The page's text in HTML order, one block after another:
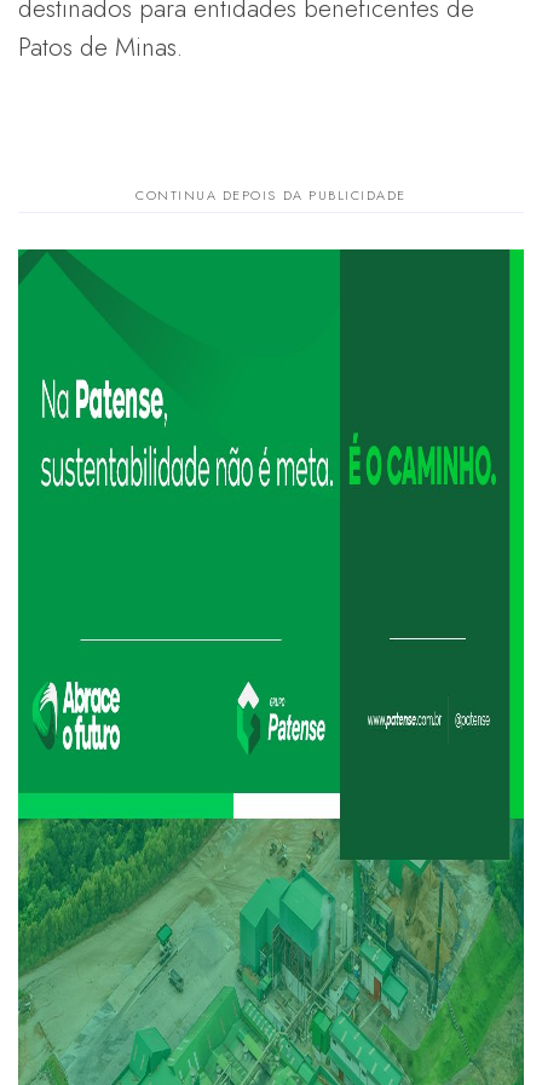
destinados para entidades beneficentes de
Patos de Minas.